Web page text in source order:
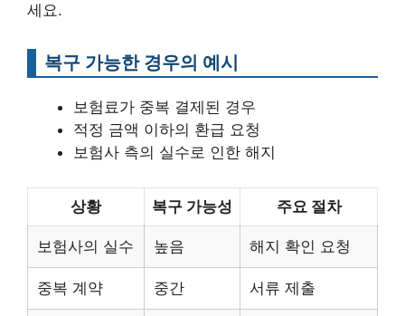
세요.
복구 가능한 경우의 예시
보험료가 중복 결제된 경우
적정 금액 이하의 환급 요청
보험사 측의 실수로 인한 해지
상황 복구 가능성 주요 절차
보험사의 실수 높음 해지 확인 요청
중복 계약 중간 서류 제출